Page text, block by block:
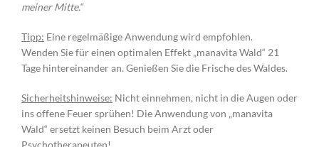
meiner Mitte.“
Tipp: Eine regelmäßige Anwendung wird empfohlen.
Wenden Sie für einen optimalen Effekt „manavita Wald“ 21
Tage hintereinander an. Genießen Sie die Frische des Waldes.
Sicherheitshinweise: Nicht einnehmen, nicht in die Augen oder
ins offene Feuer sprühen! Die Anwendung von „manavita
Wald“ ersetzt keinen Besuch beim Arzt oder
Psychotherapeuten!